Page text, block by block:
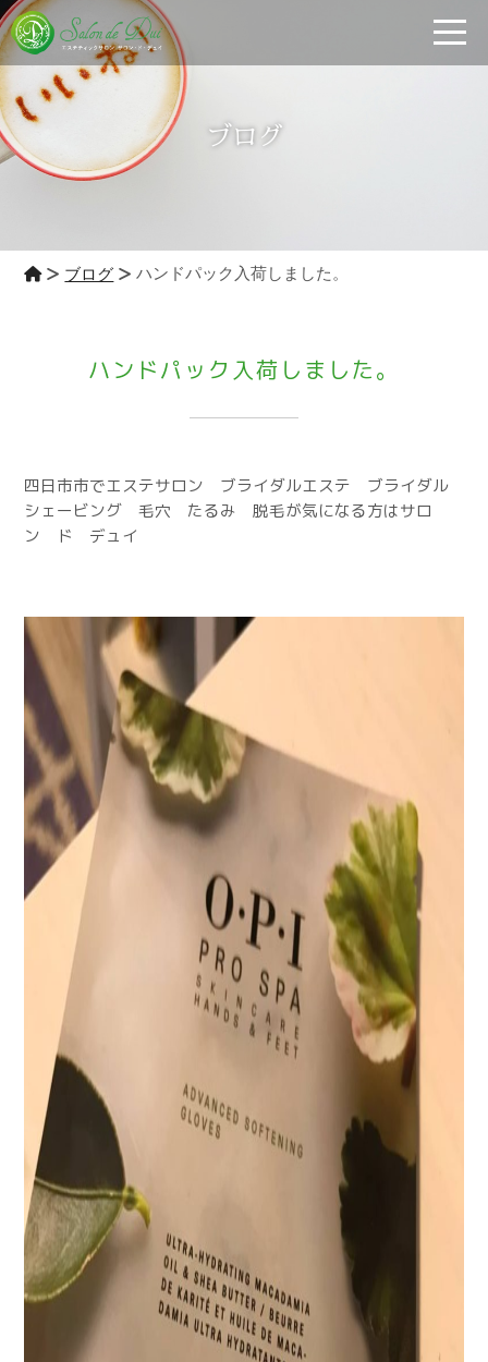
ブログ
ブログ ハンドパック入荷しました。
ハンドパック入荷しました。
四日市市でエステサロン ブライダルエステ ブライダル
シェービング 毛穴 たるみ 脱毛が気になる方はサロ
ン ド デュイ